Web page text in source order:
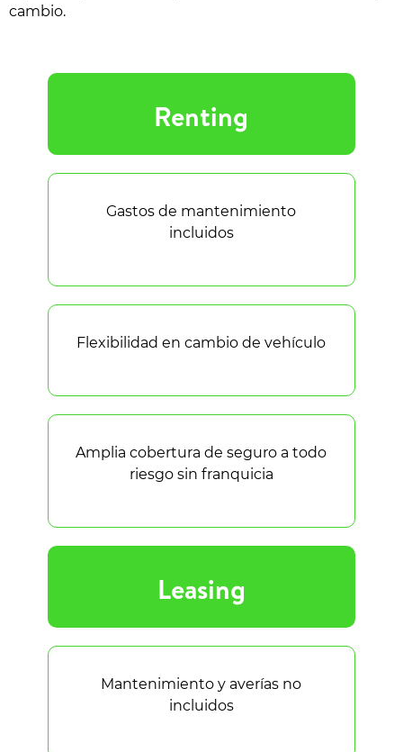
cambio.
Renting
Leasing
Gastos de mantenimiento
incluidos
Mantenimiento y averías no
incluidos
Flexibilidad en cambio de vehículo
Amplia cobertura de seguro a todo
riesgo sin franquicia